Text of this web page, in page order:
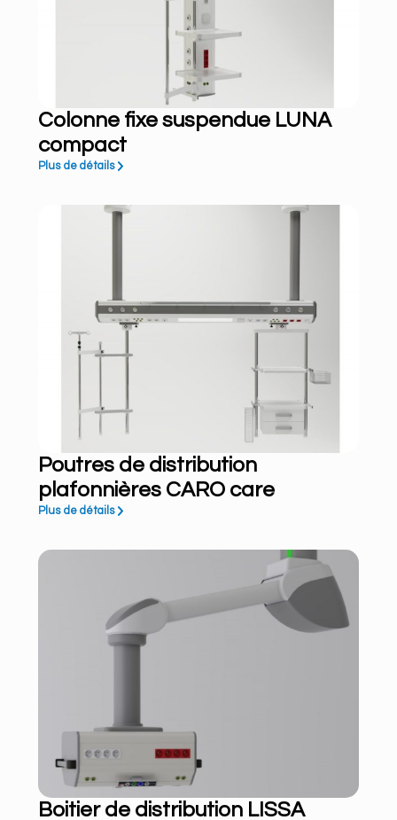
Colonne fixe suspendue LUNA
compact
Plus de détails
Poutres de distribution
plafonnières CARO care
Plus de détails
Boitier de distribution LISSA